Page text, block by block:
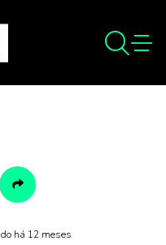
há 12 meses